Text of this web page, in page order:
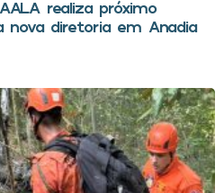
realiza próximo
nova diretoria em Anadia